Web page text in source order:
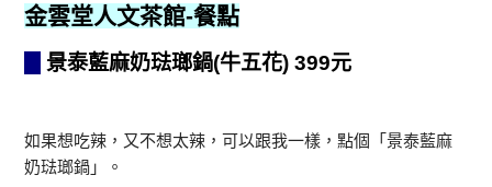
金雲堂人文茶館-餐點
景泰藍麻奶琺瑯鍋(牛五花) 399元
如果想吃辣，又不想太辣，可以跟我一樣，點個「景泰藍麻
奶琺瑯鍋」。